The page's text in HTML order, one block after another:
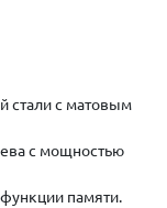
стали с матовым
с мощностью
памяти.